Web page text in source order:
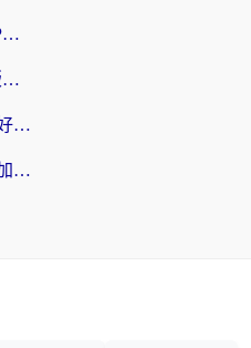
穿梭VPN好用吗？和爱加速VPN对比哪个回国效果更好？海外党必看的实用指南
海外看国内剧总卡？快帆TV版VPN好用吗？和海牛VPN对比哪个回国效果更好？
海外党必看：斧牛和QuickFox好用吗？3步选对回国加速器，无缝刷国内剧玩游戏
海外党选回国加速器：云极和加速喵哪个好？附3款热门工具实测对比